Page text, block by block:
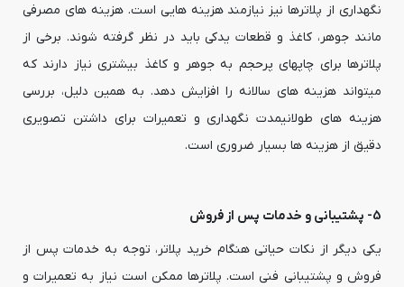
نگهداری از پلاترها نیز نیازمند هزینه هایی است. هزینه های مصرفی
مانند جوهر، کاغذ و قطعات یدکی باید در نظر گرفته شوند. برخی از
پلاترها برای چاپهای پرحجم به جوهر و کاغذ بیشتری نیاز دارند که
میتواند هزینه های سالانه را افزایش دهد. به همین دلیل، بررسی
هزینه های طولانیمدت نگهداری و تعمیرات برای داشتن تصویری
دقیق از هزینه ها بسیار ضروری است.
5- پشتیبانی و خدمات پس از فروش
یکی دیگر از نکات حیاتی هنگام خرید پلاتر، توجه به خدمات پس از
فروش و پشتیبانی فنی است. پلاترها ممکن است نیاز به تعمیرات و